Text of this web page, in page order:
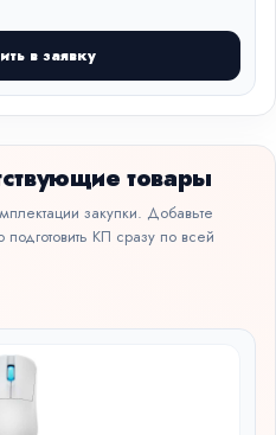
в заявку
товары
закупки. Добавьте
КП сразу по всей